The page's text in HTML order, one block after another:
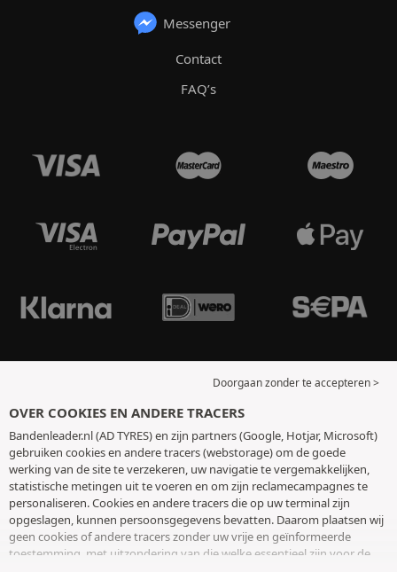
Messenger
Contact
FAQ’s
Doorgaan zonder te accepteren >
OVER COOKIES EN ANDERE TRACERS
Bandenleader.nl (AD TYRES) en zijn partners (Google, Hotjar, Microsoft)
gebruiken cookies en andere tracers (webstorage) om de goede
werking van de site te verzekeren, uw navigatie te vergemakkelijken,
statistische metingen uit te voeren en om zijn reclamecampagnes te
personaliseren. Cookies en andere tracers die op uw terminal zijn
opgeslagen, kunnen persoonsgegevens bevatten. Daarom plaatsen wij
geen cookies of andere tracers zonder uw vrije en geïnformeerde
toestemming, met uitzondering van die welke essentieel zijn voor de